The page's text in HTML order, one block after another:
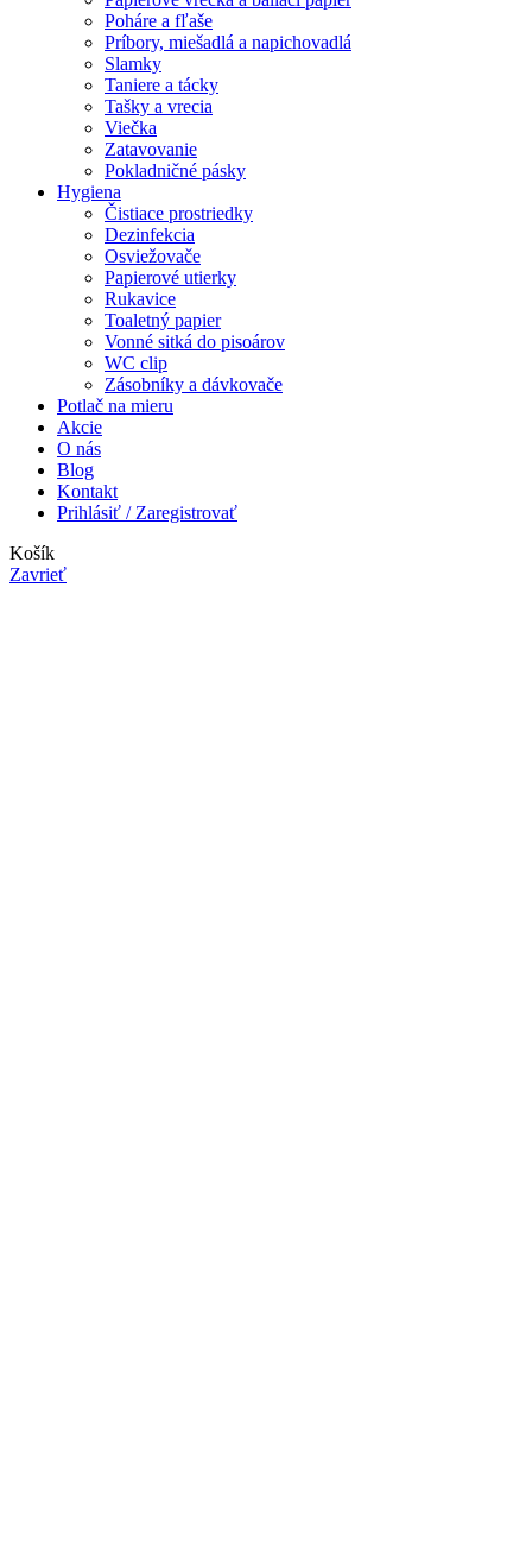
Poháre a fľaše
Príbory, miešadlá a napichovadlá
Slamky
Taniere a tácky
Tašky a vrecia
Viečka
Zatavovanie
Pokladničné pásky
Hygiena
Čistiace prostriedky
Dezinfekcia
Osviežovače
Papierové utierky
Rukavice
Toaletný papier
Vonné sitká do pisoárov
WC clip
Zásobníky a dávkovače
Potlač na mieru
Akcie
O nás
Blog
Kontakt
Prihlásiť / Zaregistrovať
Košík
Zavrieť